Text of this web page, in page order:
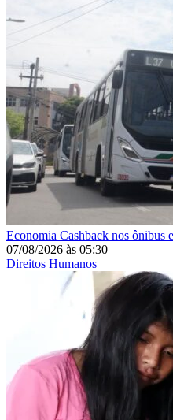
Economia Cashback nos ônibus
07/08/2026 às 05:30
Direitos Humanos